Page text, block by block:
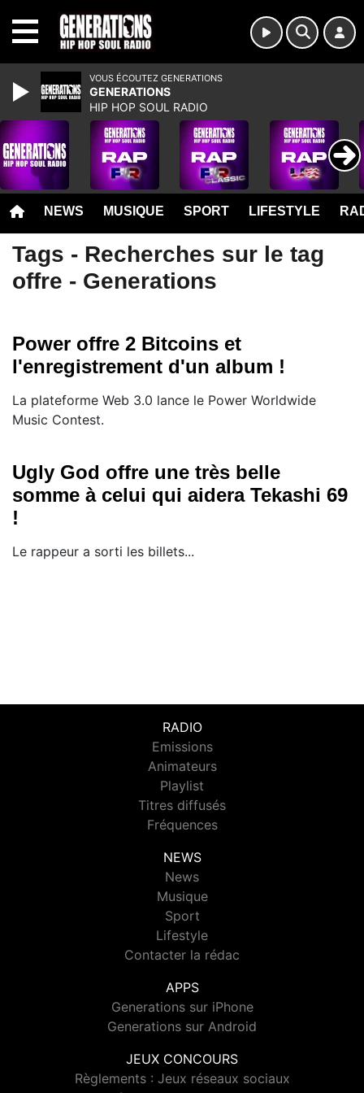
NEWS MUSIQUE SPORT LIFESTYLE
Tags - Recherches sur le tag
offre - Generations
Power offre 2 Bitcoins et
l'enregistrement d'un album !
La plateforme Web 3.0 lance le Power Worldwide
Music Contest.
Ugly God offre une très belle
somme à celui qui aidera Tekashi 69
!
Le rappeur a sorti les billets...
RADIO
Emissions
Animateurs
Playlist
Titres diffusés
Fréquences
NEWS
News
Musique
Sport
Lifestyle
Contacter la rédac
APPS
Generations sur iPhone
Generations sur Android
JEUX CONCOURS
Règlements : Jeux réseaux sociaux
VOUS ÉCOUTEZ GENERATIONS
GENERATIONS
HIP HOP SOUL RADIO